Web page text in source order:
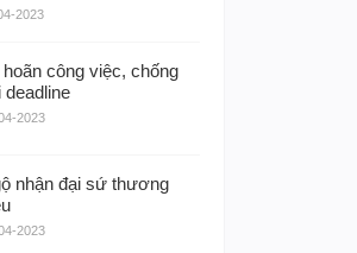
2023
hoãn công việc, chống
deadline
2023
nhận đại sứ thương
2023